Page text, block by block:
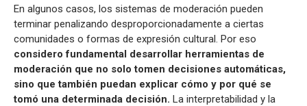
En algunos casos, los sistemas de moderación pueden
terminar penalizando desproporcionadamente a ciertas
comunidades o formas de expresión cultural. Por eso
considero fundamental desarrollar herramientas de
moderación que no solo tomen decisiones automáticas,
sino que también puedan explicar cómo y por qué se
tomó una determinada decisión. La interpretabilidad y la